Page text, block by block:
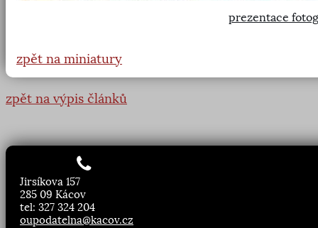
prezentace
zpět na miniatury
zpět na výpis článků
Jirsíkova 157
285 09 Kácov
tel: 327 324 204
oupodatelna@kacov.cz